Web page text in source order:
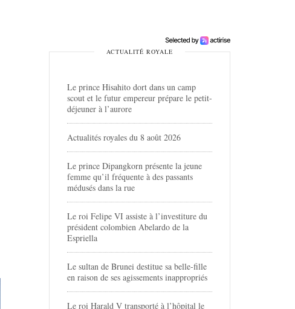
ACTUALITÉ ROYALE
Le prince Hisahito dort dans un camp
scout et le futur empereur prépare le petit-
déjeuner à l’aurore
Actualités royales du 8 août 2026
Le prince Dipangkorn présente la jeune
femme qu’il fréquente à des passants
médusés dans la rue
Le roi Felipe VI assiste à l’investiture du
président colombien Abelardo de la
Espriella
Le sultan de Brunei destitue sa belle-fille
en raison de ses agissements inappropriés
Le roi Harald V transporté à l’hôpital le